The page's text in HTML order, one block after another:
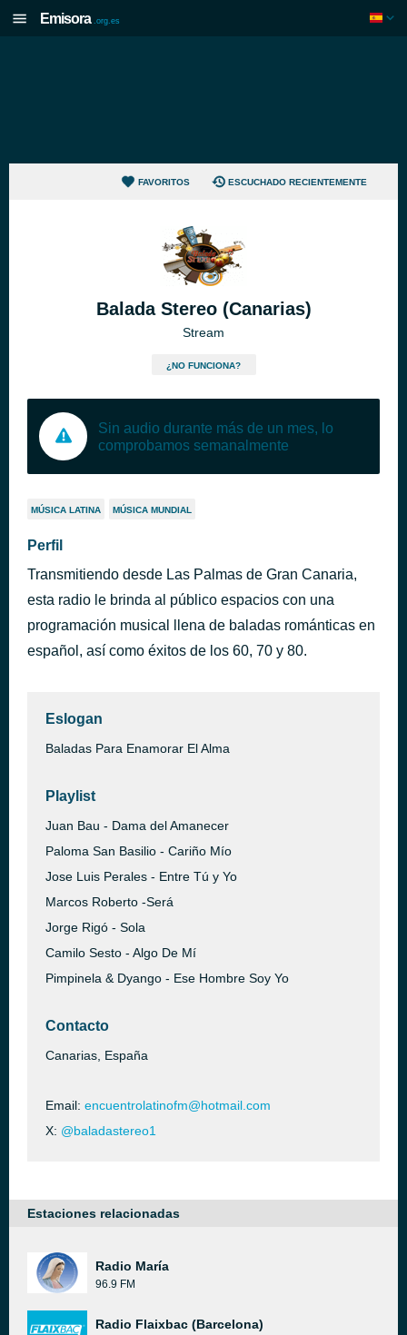
Emisora .org.es
FAVORITOS ESCUCHADO RECIENTEMENTE
Balada Stereo (Canarias)
Stream
¿NO FUNCIONA?
Sin audio durante más de un mes, lo
comprobamos semanalmente
MÚSICA LATINA MÚSICA MUNDIAL
Perfil
Transmitiendo desde Las Palmas de Gran Canaria,
esta radio le brinda al público espacios con una
programación musical llena de baladas románticas en
español, así como éxitos de los 60, 70 y 80.
Eslogan
Baladas Para Enamorar El Alma
Playlist
Juan Bau - Dama del Amanecer
Paloma San Basilio - Cariño Mío
Jose Luis Perales - Entre Tú y Yo
Marcos Roberto -Será
Jorge Rigó - Sola
Camilo Sesto - Algo De Mí
Pimpinela & Dyango - Ese Hombre Soy Yo
Contacto
Canarias, España
Email: encuentrolatinofm@hotmail.com
X: @baladastereo1
Estaciones relacionadas
Radio María
96.9 FM
Radio Flaixbac (Barcelona)